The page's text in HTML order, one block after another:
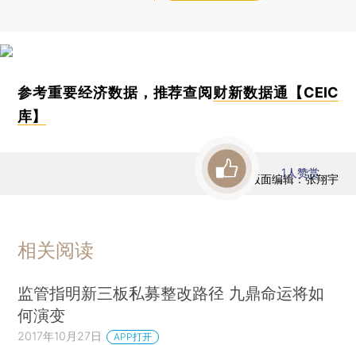
参考重要经济数据，推荐查阅 财新数据通【CEIC
库】
版面编辑：张翔宇
1人赞赏
相关阅读
监管指明新三板私募整改路径 九鼎命运将如
何演变
2017年10月27日 APP打开